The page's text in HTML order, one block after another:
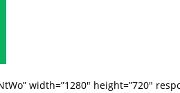
width=”1280″ height=”720″